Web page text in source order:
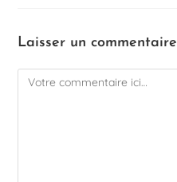
Laisser un commentaire